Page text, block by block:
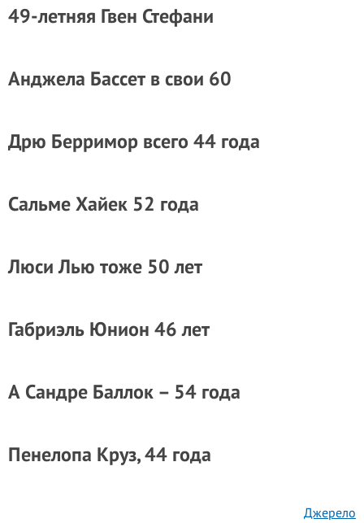
49-летняя Гвен Стефани
Анджела Бассет в свои 60
Дрю Берримор всего 44 года
Сальме Хайек 52 года
Люси Лью тоже 50 лет
Габриэль Юнион 46 лет
А Сандре Баллок – 54 года
Пенелопа Круз, 44 года
Джерело